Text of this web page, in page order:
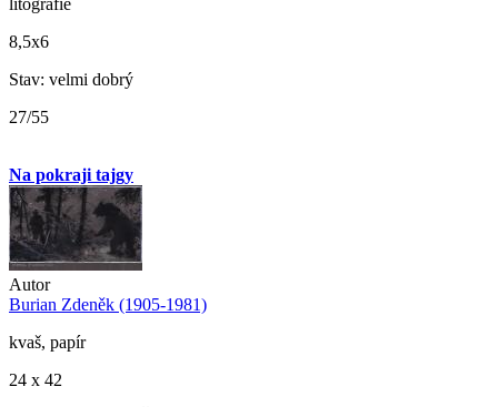
litografie
8,5x6
Stav: velmi dobrý
27/55
Na pokraji tajgy
Autor
Burian Zdeněk (1905-1981)
kvaš, papír
24 x 42